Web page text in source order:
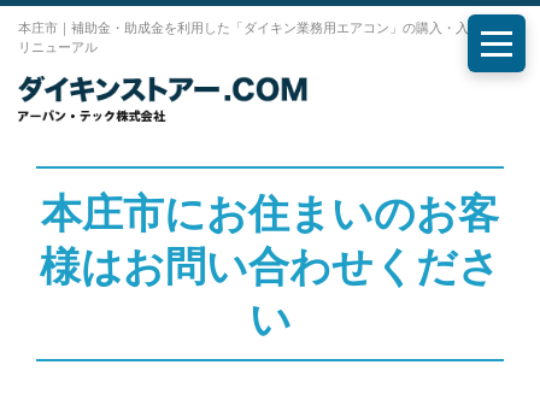
本庄市｜補助金・助成金を利用した「ダイキン業務用エアコン」の購入・入れ替え・
リニューアル
メニ
本庄市にお住まいのお客
様はお問い合わせくださ
い